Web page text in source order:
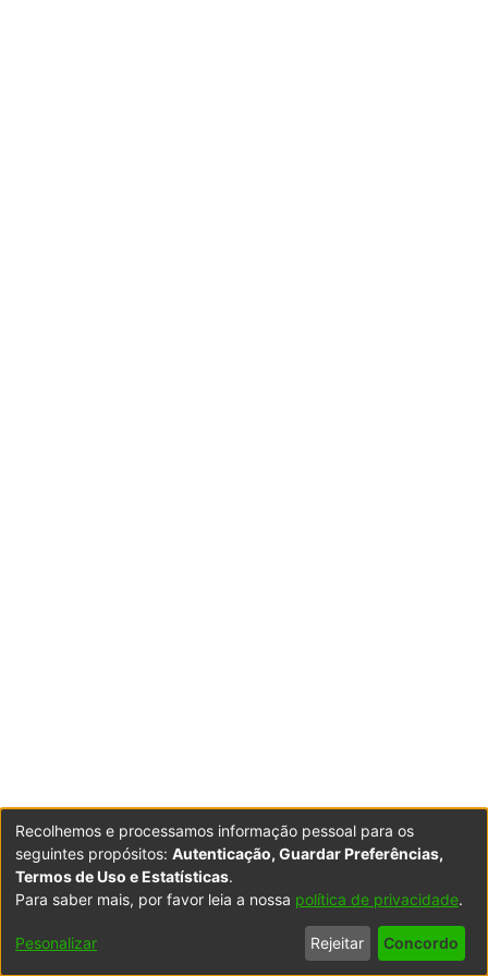
Recolhemos e processamos informação pessoal para os
seguintes propósitos: Autenticação, Guardar Preferências,
Termos de Uso e Estatísticas.
Para saber mais, por favor leia a nossa política de privacidade.
Pesonalizar Rejeitar Concordo